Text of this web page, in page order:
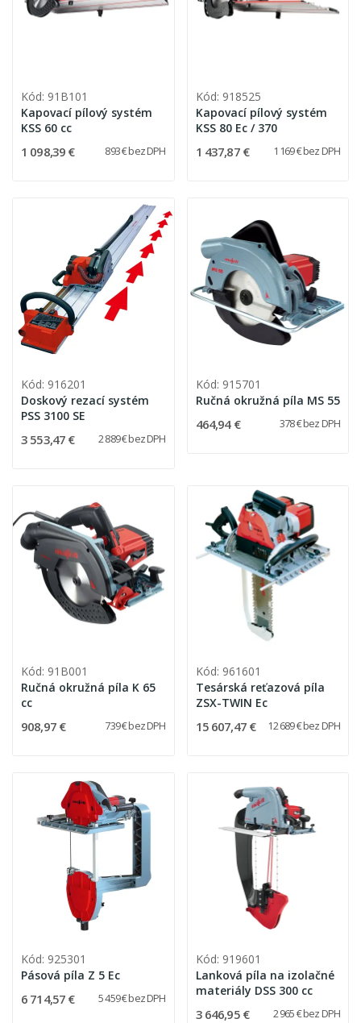
Kód: 91B101
Kapovací pílový systém
KSS 60 cc
1 098,39 € 893 € bez DPH
Kód: 918525
Kapovací pílový systém
KSS 80 Ec / 370
1 437,87 € 1 169 € bez DPH
Kód: 916201
Doskový rezací systém
PSS 3100 SE
3 553,47 € 2 889 € bez DPH
Kód: 915701
Ručná okružná píla MS 55
464,94 € 378 € bez DPH
Kód: 91B001
Ručná okružná píla K 65
cc
908,97 € 739 € bez DPH
Kód: 961601
Tesárská reťazová píla
ZSX-TWIN Ec
15 607,47 € 12 689 € bez DPH
Kód: 925301
Pásová píla Z 5 Ec
6 714,57 € 5 459 € bez DPH
Kód: 919601
Lanková píla na izolačné
materiály DSS 300 cc
3 646,95 € 2 965 € bez DPH